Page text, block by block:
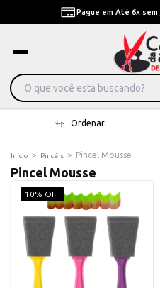
Pague em Até 6x
Ordenar
Início > Pincéis > Pincel Mousse
Pincel Mousse
10% OFF